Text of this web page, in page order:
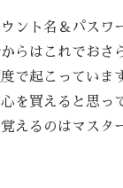
ント名＆パスワ
からはこれでお
で起こっていま
を買えると思っ
えるのはマスタ